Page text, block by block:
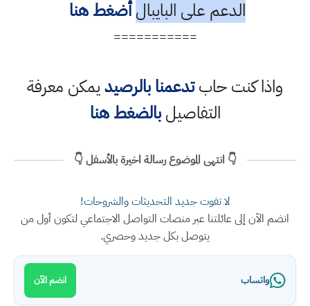
الدعم على البايبال أضغط هنا
===========
واذا كنت حابتدعمنا بالرصيديمكن معرفة
التفاصيلبالضغط هنا
👇 انتهى الموضوع رسالة اخيرة بالأسفل 👇
لا تفوت جديد التحديثات والشروحات!
انضم الآن إلى عائلتنا عبر منصات التواصل الاجتماعي لتكون أول من
يتوصل بكل جديد وحصري.
واتساب انضم الآن